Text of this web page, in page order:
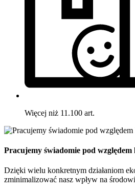
Więcej niż 11.100 art.
Pracujemy świadomie pod
Dzięki wielu konkretnym działaniom
zminimalizować nasz wpływ na